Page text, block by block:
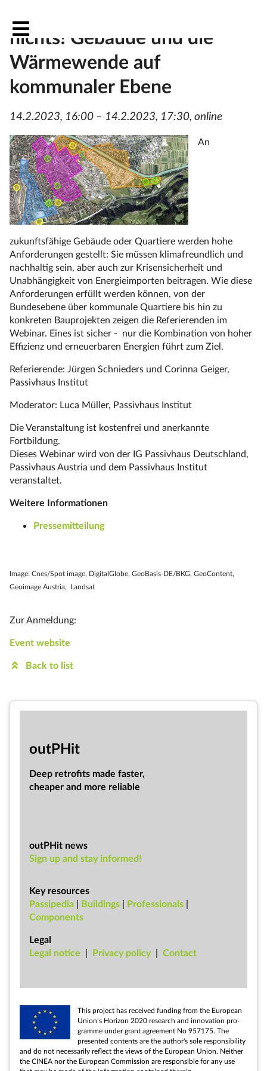
nichts! Gebäude und die
Wärmewende auf
kommunaler Ebene
14.2.2023, 16:00 – 14.2.2023, 17:30, online
An
zukunftsfähige Gebäude oder Quartiere werden hohe
Anforderungen gestellt: Sie müssen klimafreundlich und
nachhaltig sein, aber auch zur Krisensicherheit und
Unabhängigkeit von Energieimporten beitragen. Wie diese
Anforderungen erfüllt werden können, von der
Bundesebene über kommunale Quartiere bis hin zu
konkreten Bauprojekten zeigen die Referierenden im
Webinar. Eines ist sicher - nur die Kombination von hoher
Effizienz und erneuerbaren Energien führt zum Ziel.
Referierende: Jürgen Schnieders und Corinna Geiger,
Passivhaus Institut
Moderator: Luca Müller, Passivhaus Institut
Die Veranstaltung ist kostenfrei und anerkannte
Fortbildung.
Dieses Webinar wird von der IG Passivhaus Deutschland,
Passivhaus Austria und dem Passivhaus Institut
veranstaltet.
Weitere Informationen
Pressemitteilung
Image: Cnes/Spot image, DigitalGlobe, GeoBasis-DE/BKG, GeoContent,
Geoimage Austria, Landsat
Zur Anmeldung:
Event website
Back to list
out­PHit
Deep ret­ro­fits made faster,
cheap­er and more re­li­able
outPHit news
Sign up and stay informed!
Key resources
Passipedia | Buildings | Professionals |
Components
Legal
Leg­al no­tice | Pri­vacy policy | Con­tact
This pro­ject has re­ceived fund­ing from the European
Uni­on’s Ho­ri­zon 2020 re­search and in­nov­a­tion pro­
gramme un­der grant agree­ment No 957175. The
presen­ted con­tents are the au­thor's sole re­spons­ib­il­ity
and do not ne­ces­sar­ily re­flect the views of the European Uni­on. Neither
the CINEA nor the European Com­mis­sion are re­spons­ible for any use